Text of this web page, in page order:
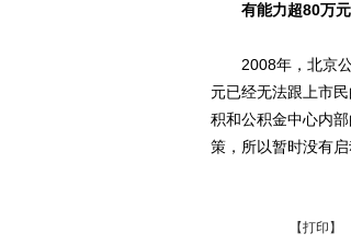
有能力超80万元
2008年，北京公
元已经无法跟上市
积和公积金中心内
策，所以暂时没有
【打印 】